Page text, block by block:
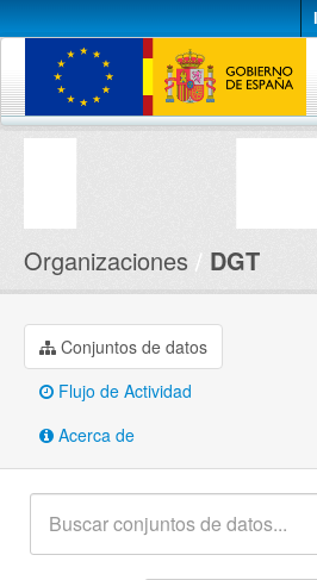
Conjuntos de datos
Organizaciones DGT
Conjuntos de datos
Flujo de Actividad
Acerca de